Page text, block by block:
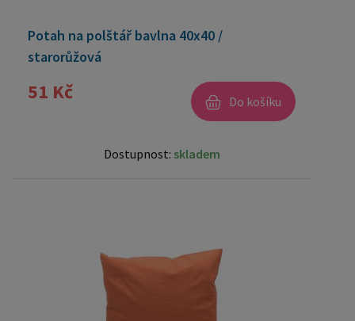
Potah na polštář bavlna 40x40 /
starorůžová
51 Kč Do košíku
Dostupnost: skladem